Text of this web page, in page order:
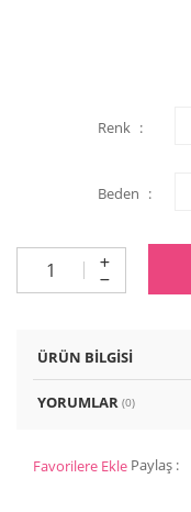
Renk
Beden
ÜRÜN BILGISI
YORUMLAR (0)
Favorilere Ekle Paylaş :